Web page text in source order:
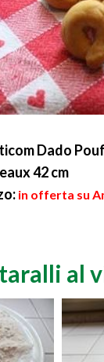
Dado
42 cm
in offerta su
al